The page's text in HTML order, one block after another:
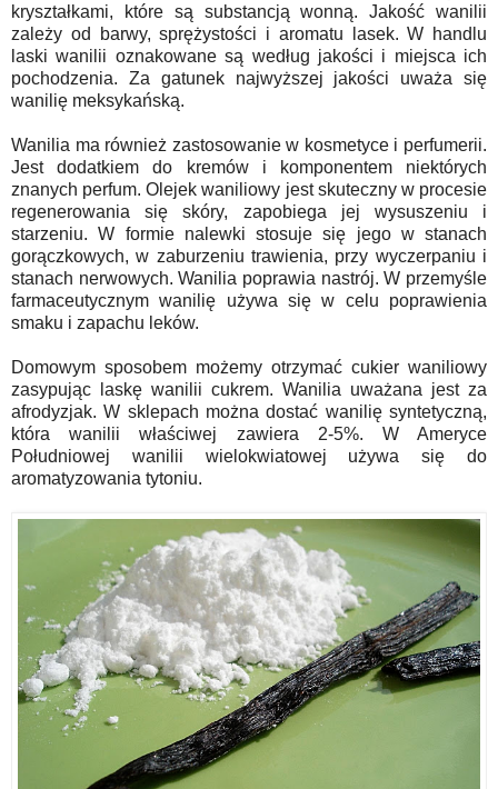
kryształkami, które są substancją wonną. Jakość wanilii
zależy od barwy, sprężystości i aromatu lasek. W handlu
laski wanilii oznakowane są według jakości i miejsca ich
pochodzenia. Za gatunek najwyższej jakości uważa się
wanilię meksykańską.
Wanilia ma również zastosowanie w kosmetyce i perfumerii.
Jest dodatkiem do kremów i komponentem niektórych
znanych perfum. Olejek waniliowy jest skuteczny w procesie
regenerowania się skóry, zapobiega jej wysuszeniu i
starzeniu. W formie nalewki stosuje się jego w stanach
gorączkowych, w zaburzeniu trawienia, przy wyczerpaniu i
stanach nerwowych. Wanilia poprawia nastrój. W przemyśle
farmaceutycznym wanilię używa się w celu poprawienia
smaku i zapachu leków.
Domowym sposobem możemy otrzymać cukier waniliowy
zasypując laskę wanilii cukrem. Wanilia uważana jest za
afrodyzjak. W sklepach można dostać wanilię syntetyczną,
która wanilii właściwej zawiera 2-5%. W Ameryce
Południowej wanilii wielokwiatowej używa się do
aromatyzowania tytoniu.